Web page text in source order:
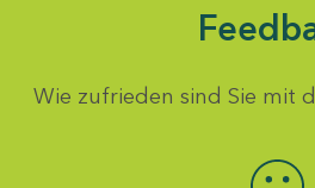
Wie zufrieden sind Sie mit